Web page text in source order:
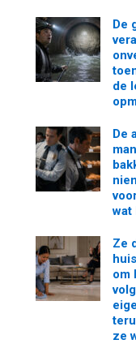
De
de
De
wat
Ze
om
ze